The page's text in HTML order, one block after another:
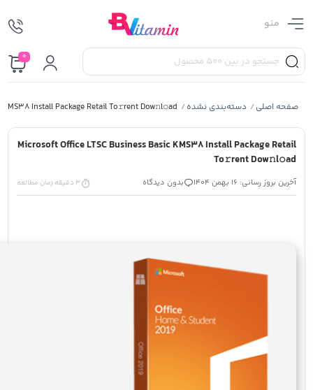
منو
0
صفحه اصلی / دسته‌بندی نشده /
KMS38 Install Package Retail To𝚛rent Dow𝚗l𝚘ad
Microsoft Office LTSC Business Basic KMS38 Install Package Retail
To𝚛rent Dow𝚗l𝚘ad
آخرین بروز رسانی: 16 بهمن 1404 بدون دیدگاه 3 دقیقه زمان مطالعه